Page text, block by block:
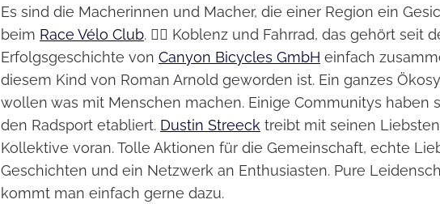
Es sind die Macherinnen und Macher, die einer Region ein
beim Race Vélo Club. 🚴‍♀️ Koblenz und Fahrrad, das gehört seit
Erfolgsgeschichte von Canyon Bicycles GmbH einfach
diesem Kind von Roman Arnold geworden ist. Ein ganzes
wollen was mit Menschen machen. Einige Communitys haben
den Radsport etabliert. Dustin Streeck treibt mit seinen
Kollektive voran. Tolle Aktionen für die Gemeinschaft, echte
Geschichten und ein Netzwerk an Enthusiasten. Pure
kommt man einfach gerne dazu.